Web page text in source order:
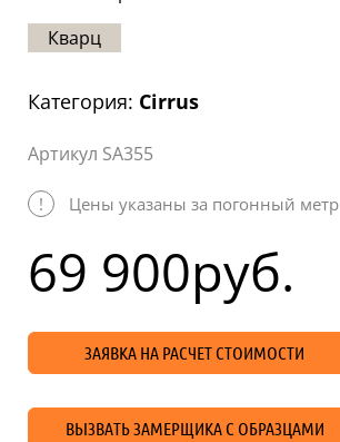
Карта
Кварц
Категория: Cirrus
Артикул SA355
! Цены указаны за погонный метр
69 900руб.
ЗАЯВКА НА РАСЧЕТ СТОИМОСТИ
ВЫЗВАТЬ ЗАМЕРЩИКА С ОБРАЗЦАМИ